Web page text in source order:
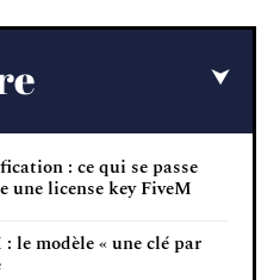
: ce qui se passe
une license key FiveM
le modèle « une clé par